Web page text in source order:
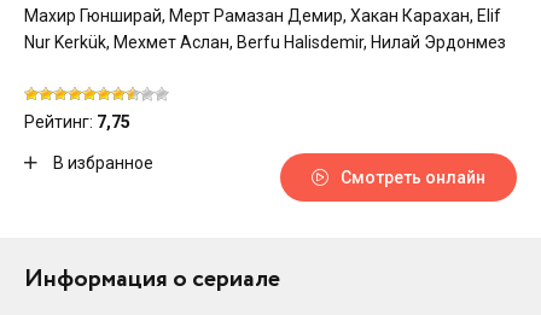
Махир Гюнширай, Мерт Рамазан Демир, Хакан Карахан, Elif
Nur Kerkük, Мехмет Аслан, Berfu Halisdemir, Нилай Эрдонмез
Рейтинг: 7,75
В избранное
Смотреть онлайн
Информация о сериале